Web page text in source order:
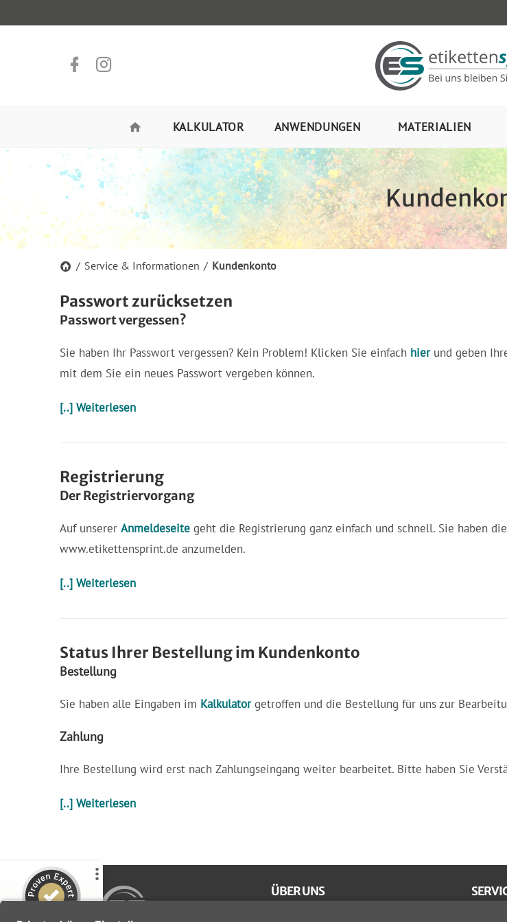
KALKULATOR ANWENDUNGEN MATERIALIEN
/ Service & Informationen / Kundenkonto
Passwort zurücksetzen
Passwort vergessen?
Sie haben Ihr Passwort vergessen? Kein Problem! Klicken Sie einfach hierund geben
mit dem Sie ein neues Passwort vergeben können.
[..] Weiterlesen
Registrierung
Der Registriervorgang
Auf unserer Anmeldeseite geht die Registrierung ganz einfach und schnell. Sie haben
www.etikettensprint.de anzumelden.
[..] Weiterlesen
Status Ihrer Bestellung im Kundenkonto
Bestellung
Sie haben alle Eingaben im Kalkulatorgetroffen und die Bestellung für uns zur
Zahlung
Ihre Bestellung wird erst nach Zahlungseingang weiter bearbeitet. Bitte haben Sie
[..] Weiterlesen
ÜBER UNS
Etikettensprint GmbH
SEHR GUT
19
ProvenExpert.com
32
Bewertungen von
anderen Quelle